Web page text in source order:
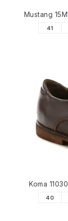
Mustang
41
Koma
40